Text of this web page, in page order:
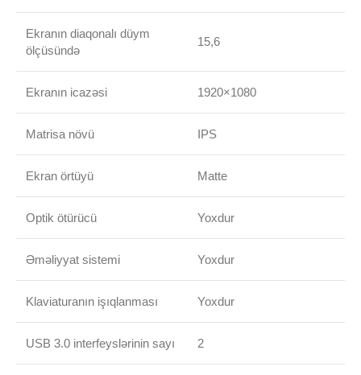
Ekranın diaqonalı düym
ölçüsündə
15,6
Ekranın icazəsi 1920×1080
Matrisa növü IPS
Ekran örtüyü Matte
Optik ötürücü Yoxdur
Əməliyyat sistemi Yoxdur
Klaviaturanın işıqlanması Yoxdur
USB 3.0 interfeyslərinin sayı 2